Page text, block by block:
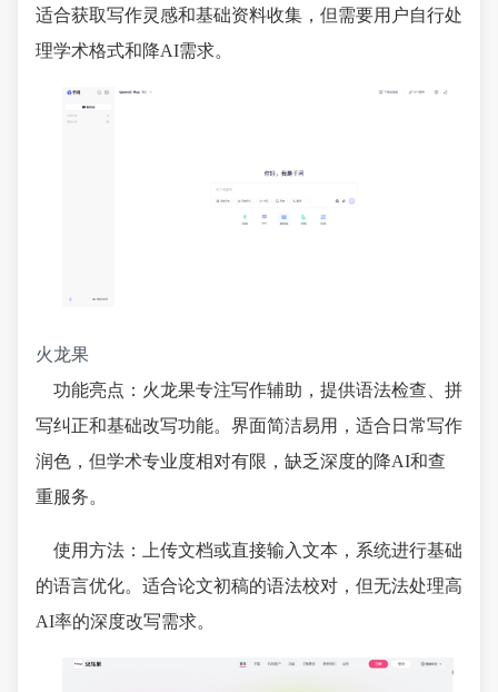
适合获取写作灵感和基础资料收集，但需要用户自行处
理学术格式和降AI需求。
火龙果
功能亮点：火龙果专注写作辅助，提供语法检查、拼
写纠正和基础改写功能。界面简洁易用，适合日常写作
润色，但学术专业度相对有限，缺乏深度的降AI和查
重服务。
使用方法：上传文档或直接输入文本，系统进行基础
的语言优化。适合论文初稿的语法校对，但无法处理高
AI率的深度改写需求。